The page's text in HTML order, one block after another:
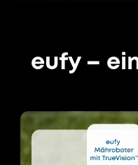
eufy –